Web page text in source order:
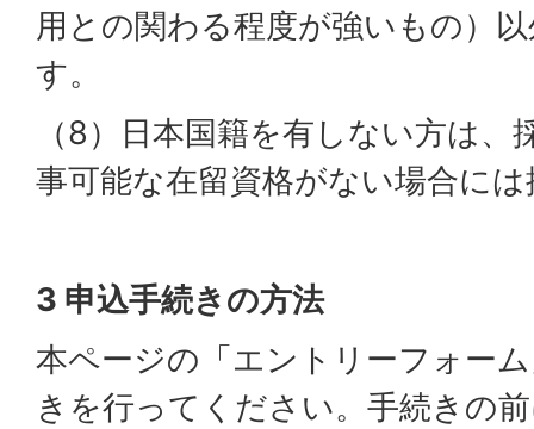
用との関わる程度が強いもの）
す。
（8）日本国籍を有しない方は、
事可能な在留資格がない場合に
3 申込手続きの方法
本ページの「エントリーフォー
きを行ってください。手続きの